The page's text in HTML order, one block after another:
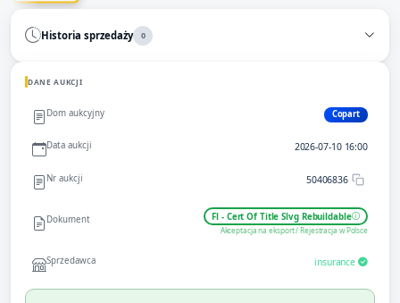
Historia sprzedaży 0
DANE AUKCJI
Dom aukcyjny Copart
Data aukcji 2026-07-10 16:00
Nr aukcji 50406836
Dokument Fl - Cert Of Title Slvg Rebuildable
Akceptacja na eksport / Rejestracja w Polsce
Sprzedawca insurance